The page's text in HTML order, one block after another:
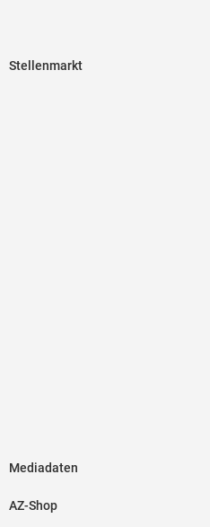
Stellenmarkt
Mediadaten
AZ-Shop